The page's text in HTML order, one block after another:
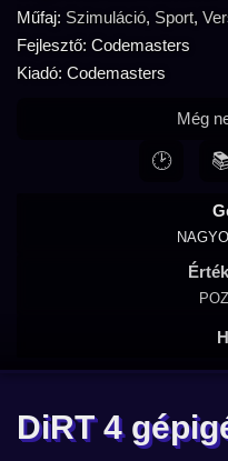
Műfaj: Szimuláció, Sport,
Fejlesztő: Codemasters
Kiadó: Codemasters
Még
🕑
DiRT 4